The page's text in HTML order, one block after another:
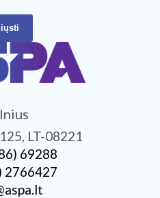
LT-08221
69288
2766427